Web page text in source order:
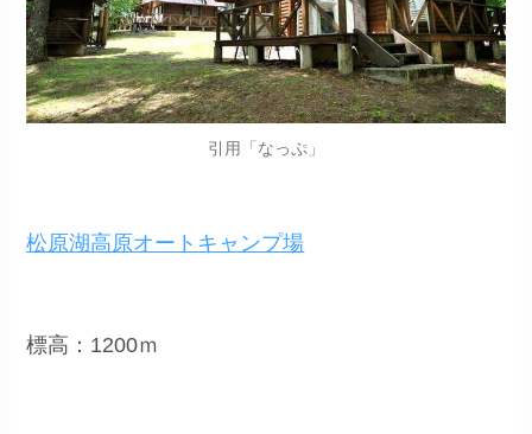
引用「なっぷ」
松原湖高原オートキャンプ場
標高：1200ｍ